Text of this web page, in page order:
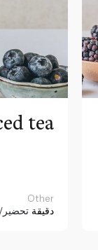
tea
Other
10 دقيقة